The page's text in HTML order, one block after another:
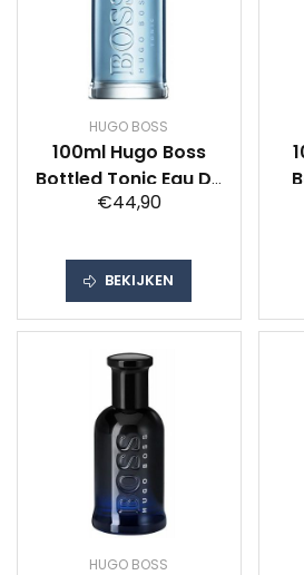
HUGO BOSS
100ml Hugo Boss
Bottled Tonic Eau De
Toilette
€44,90
BEKIJKEN
HUGO BOSS